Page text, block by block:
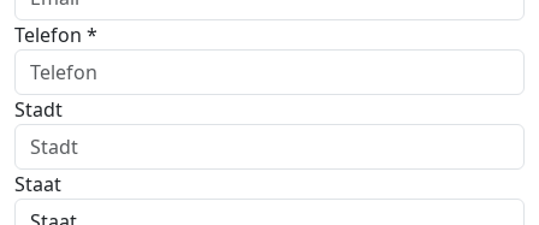
Telefon *
Stadt
Staat